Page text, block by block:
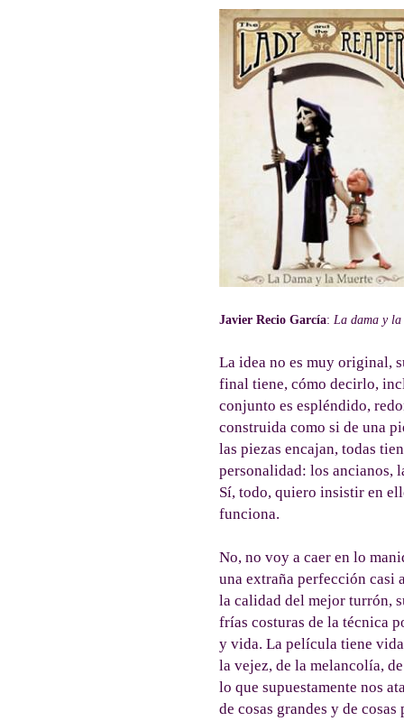
Javier Recio García: La dama y la
La idea no es muy original,
final tiene, cómo decirlo,
conjunto es espléndido,
construida como si de una
las piezas encajan, todas
personalidad: los ancianos,
Sí, todo, quiero insistir en
funciona.
No, no voy a caer en lo
una extraña perfección casi
la calidad del mejor turrón,
frías costuras de la técnica
y vida. La película tiene
la vejez, de la melancolía,
lo que supuestamente nos
de cosas grandes y de